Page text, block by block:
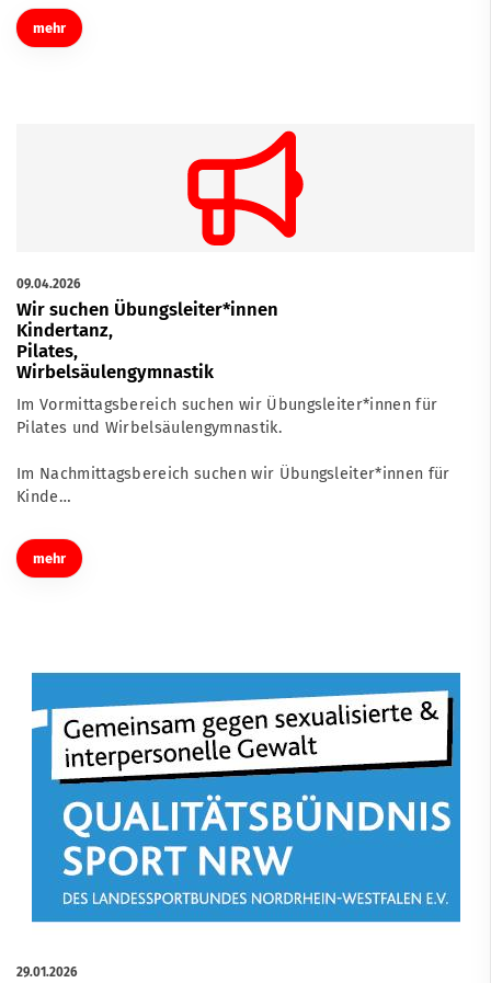
mehr
09.04.2026
Wir suchen Übungsleiter*innen
Kindertanz,
Pilates,
Wirbelsäulengymnastik
Im Vormittagsbereich suchen wir Übungsleiter*innen für
Pilates und Wirbelsäulengymnastik.
Im Nachmittagsbereich suchen wir Übungsleiter*innen für
Kinde…
mehr
29.01.2026